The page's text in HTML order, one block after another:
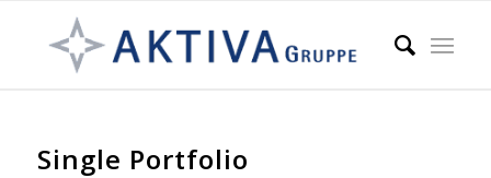
Single Portfolio